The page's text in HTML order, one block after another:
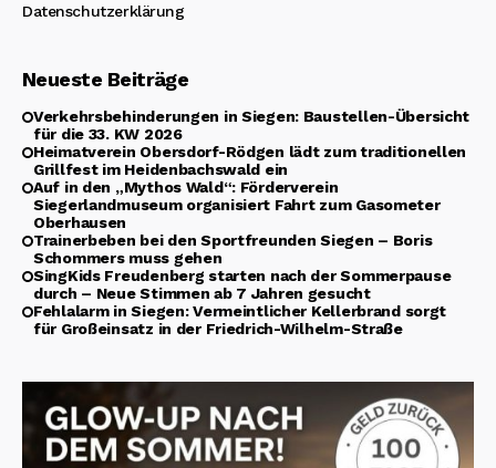
Datenschutzerklärung
Neueste Beiträge
Verkehrsbehinderungen in Siegen: Baustellen-Übersicht
für die 33. KW 2026
Heimatverein Obersdorf-Rödgen lädt zum traditionellen
Grillfest im Heidenbachswald ein
Auf in den „Mythos Wald“: Förderverein
Siegerlandmuseum organisiert Fahrt zum Gasometer
Oberhausen
Trainerbeben bei den Sportfreunden Siegen – Boris
Schommers muss gehen
SingKids Freudenberg starten nach der Sommerpause
durch – Neue Stimmen ab 7 Jahren gesucht
Fehlalarm in Siegen: Vermeintlicher Kellerbrand sorgt
für Großeinsatz in der Friedrich-Wilhelm-Straße